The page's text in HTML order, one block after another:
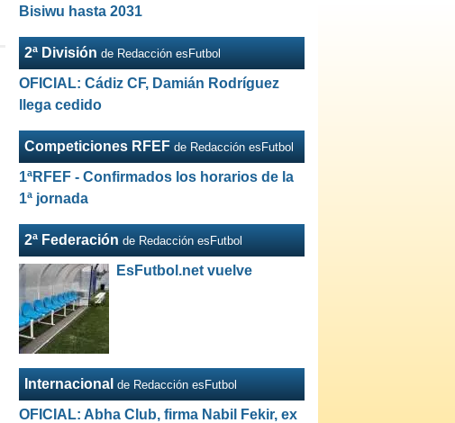
Bisiwu hasta 2031
2ª División de Redacción esFutbol
OFICIAL: Cádiz CF, Damián Rodríguez
llega cedido
Competiciones RFEF de Redacción esFutbol
1ªRFEF - Confirmados los horarios de la
1ª jornada
2ª Federación de Redacción esFutbol
EsFutbol.net vuelve
Internacional de Redacción esFutbol
OFICIAL: Abha Club, firma Nabil Fekir, ex